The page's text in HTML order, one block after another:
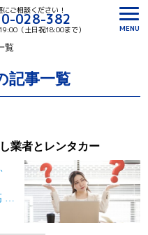
にご相談ください！
028-382
（土日祝18:00まで）
MENU
覧
記事一覧
業者とレンタカー
…